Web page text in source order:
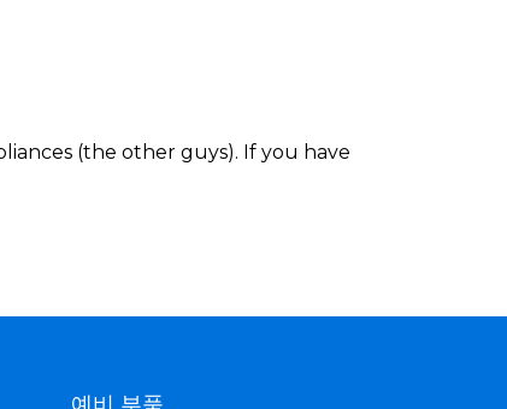
(the other guys). If you have